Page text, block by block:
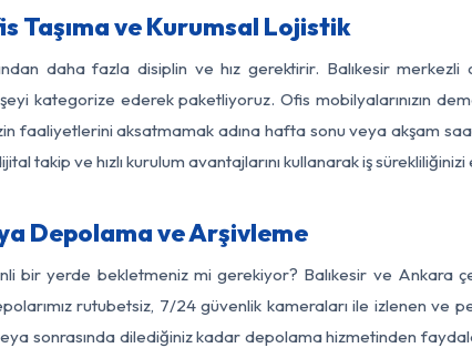
Taşıma ve Kurumsal Lojistik
daha fazla disiplin ve hız gerektirir. Balıkesir
kategorize ederek paketliyoruz. Ofis mobilyalarınızın
faaliyetlerini aksatmamak adına hafta sonu veya akşam
takip ve hızlı kurulum avantajlarını kullanarak iş
Depolama ve Arşivleme
bir yerde bekletmeniz mi gerekiyor? Balıkesir ve Ankara
rutubetsiz, 7/24 güvenlik kameraları ile izlenen ve
sonrasında dilediğiniz kadar depolama hizmetinden